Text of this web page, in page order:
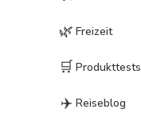
🌿 Freizeit
🛒 Produkttests
✈️ Reiseblog